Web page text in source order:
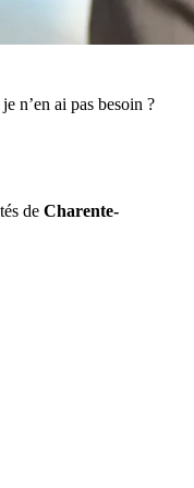
n’en ai pas besoin ?
de Charente-